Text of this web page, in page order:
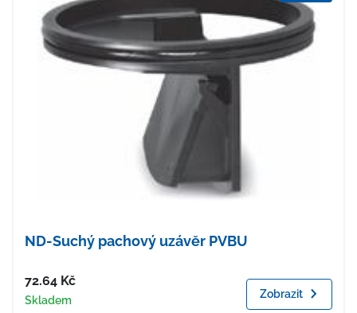
ND-Suchý pachový uzávěr PVBU
Cena
72.64 Kč
Dostupnost
Skladem Zobrazit